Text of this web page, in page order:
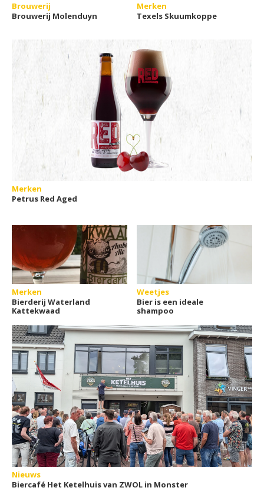
Brouwerij
Brouwerij Molenduyn
Merken
Texels Skuumkoppe
Merken
Petrus Red Aged
Merken
Bierderij Waterland
Kattekwaad
Weetjes
Bier is een ideale
shampoo
Nieuws
Biercafé Het Ketelhuis van ZWOL in Monster